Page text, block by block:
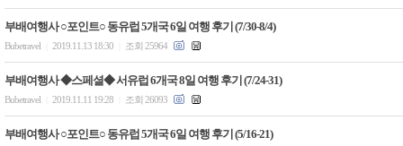
부배여행사 ○포인트○ 동유럽 5개국 6일 여행 후기 (7/30-8/4)
Bubetravel 2019.11.13 18:30 조회 25964
부배여행사 ◆스페셜◆ 서유럽 6개국 8일 여행 후기 (7/24-31)
Bubetravel 2019.11.11 19:28 조회 26093
부배여행사 ○포인트○ 동유럽 5개국 6일 여행 후기 (5/16-21)